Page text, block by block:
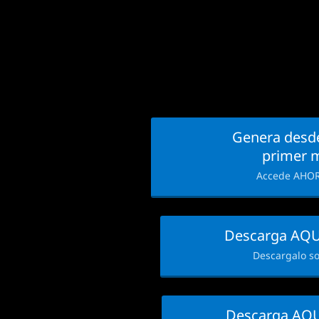
Genera
primer
Accede
Descarga
Descargalo
Descarga